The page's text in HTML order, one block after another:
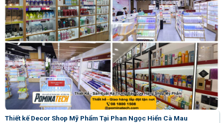
Thiết kế Decor Shop Mỹ Phẩm Tại Phan Ngọc Hiển Cà Mau